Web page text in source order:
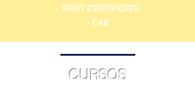
- FIRST CERTIFICATE
- CAE
CURSOS